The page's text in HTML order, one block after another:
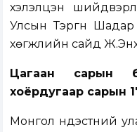
хэлэлцэн
Улсын Тэргүүн
хөгжлийн сайд
Цагаан сарын
хоёрдугаар сарын
Монгол үндэстний